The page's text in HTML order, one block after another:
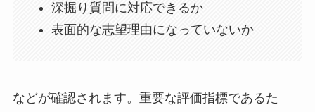
深掘り質問に対応できるか
表面的な志望理由になっていないか
などが確認されます。重要な評価指標であるた